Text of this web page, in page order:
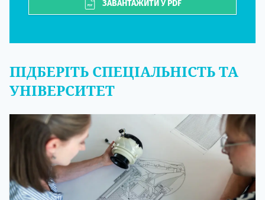
ЗАВАНТАЖИТИ У PDF
ПІДБЕРІТЬ СПЕЦІАЛЬНІСТЬ ТА
УНІВЕРСИТЕТ